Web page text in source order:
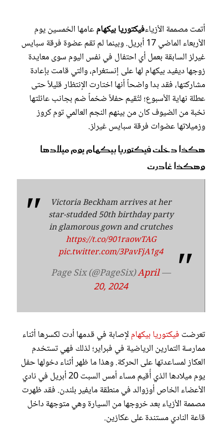
أتمت مصممة الأزياءفيكتوريا بيكهامعامها الخمسين يوم
الأربعاء الماضي 17 أبريل. وبينما لم تقم عضوة فرقة سبايس
غيرلز السابقة بعمل أي احتفال في نفس اليوم سوى معايدة
زوجها ديفيد بيكهام لها على إنستغرام، والتي قامت بإعادة
مشاركتها، فقد بدا واضحاً أنها اختارت الإنتظار قليلاً حتى
عطلة نهاية الأسبوع؛ لتُقيم حفلاً ضخماً ضم بجانب عائلتها
نخبة من الضيوف كان من بينهم النجم العالمي توم كروز
وزميلاتها عضوات فرقة سبايس غيرلز.
هكذا دخلت فيكتوريا بيكهام يوم ميلادها
وهكذا غادرت
Victoria Beckham arrives at her
star-studded 50th birthday party
in glamorous gown and crutches
https://t.co/901raowTAG
pic.twitter.com/3PavFjA1g4
— Page Six (@PageSix)
April
20, 2024
تعرضت فيكتوريا بيكهاملإصابة في قدمها أدت لكسرها أثناء
ممارسة التمارين الرياضية في فبراير؛ لذلك فهي تستخدم
العكاز لمساعدتها على الحركة. وهذا ما ظهر أثناء دخولها حفل
يوم ميلادها الذي أُقيم مساء أمس السبت 20 أبريل في نادي
الأعضاء الخاص أوزوالد في منطقة مايفير بلندن. فقد ظهرت
مصممة الأزياء بعد خروجها من السيارة وهي متوجهة داخل
قاعة النادي مستندة على عكازين.
مجلة سيدتي
غلاف رفمي